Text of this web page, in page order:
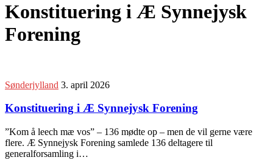
Konstituering i Æ Synnejysk
Forening
Sønderjylland 3. april 2026
Konstituering i Æ Synnejysk Forening
”Kom å leech mæ vos” – 136 mødte op – men de vil gerne være
flere. Æ Synnejysk Forening samlede 136 deltagere til
generalforsamling i…